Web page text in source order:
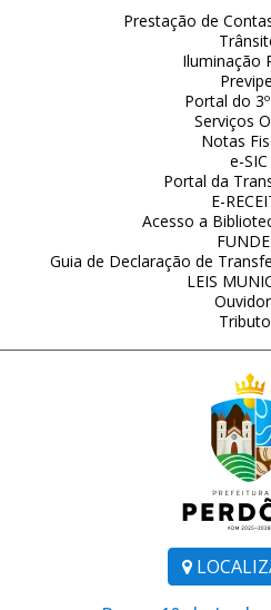
Prestação de
Iluminação
Portal do
Serviços
Notas
e-SIC
Portal da
E-
Acesso a
Guia de Declaração de
LEIS